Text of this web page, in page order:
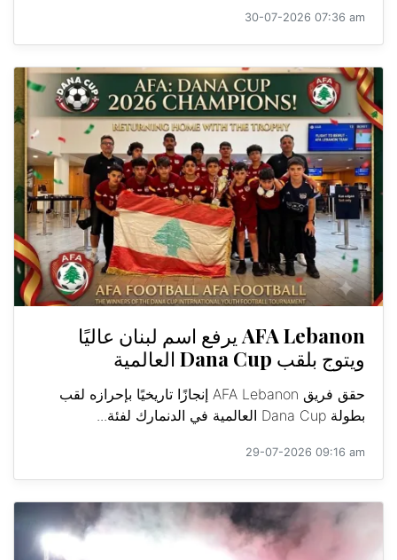
30-07-2026 07:36 am
AFA Lebanon يرفع اسم لبنان عاليًا
ويتوج بلقب Dana Cup العالمية
حقق فريق AFA Lebanon إنجازًا تاريخيًا بإحرازه لقب
بطولة Dana Cup العالمية في الدنمارك لفئة...
29-07-2026 09:16 am